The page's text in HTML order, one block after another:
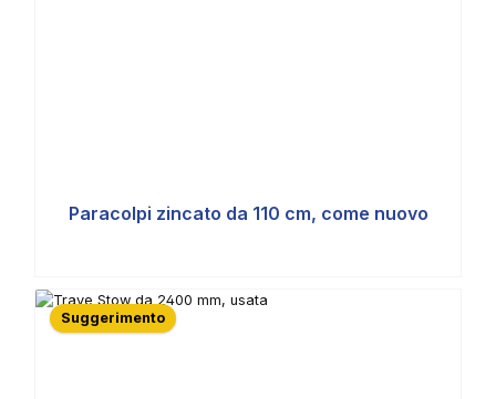
Paracolpi zincato da 110 cm, come nuovo
Suggerimento